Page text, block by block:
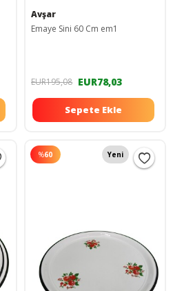
Avşar
Emaye Sini 60 Cm em1
EUR195,08 EUR78,03
Sepete Ekle
%60 Yeni